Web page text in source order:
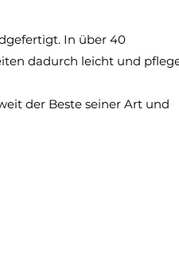
In über 40
dadurch leicht und
der Beste seiner Art und